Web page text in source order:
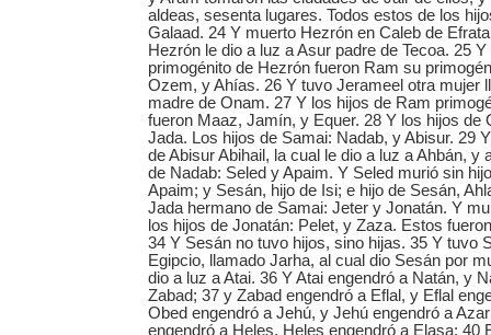
aldeas, sesenta lugares. Todos estos de los
Galaad. 24 Y muerto Hezrón en Caleb de
Hezrón le dio a luz a Asur padre de Tecoa. 25
primogénito de Hezrón fueron Ram su
Ozem, y Ahías. 26 Y tuvo Jerameel otra mujer
madre de Onam. 27 Y los hijos de Ram
fueron Maaz, Jamín, y Equer. 28 Y los hijos de
Jada. Los hijos de Samai: Nadab, y Abisur. 29
de Abisur Abihail, la cual le dio a luz a Ahbán, y
de Nadab: Seled y Apaim. Y Seled murió sin
Apaim; y Sesán, hijo de Isi; e hijo de Sesán,
Jada hermano de Samai: Jeter y Jonatán. Y
los hijos de Jonatán: Pelet, y Zaza. Estos
34 Y Sesán no tuvo hijos, sino hijas. 35 Y tuvo
Egipcio, llamado Jarha, al cual dio Sesán por
dio a luz a Atai. 36 Y Atai engendró a Natán, y
Zabad; 37 y Zabad engendró a Eflal, y Eflal
Obed engendró a Jehú, y Jehú engendró a
engendró a Heles, Heles engendró a Elasa; 40